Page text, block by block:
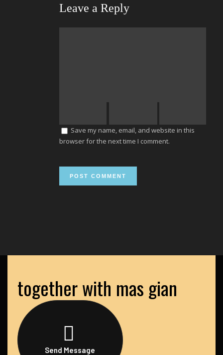
Leave a Reply
Save my name, email, and website in this
browser for the next time I comment.
together with mas gian
Send Message